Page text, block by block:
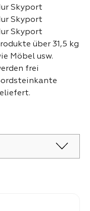
Skyport
Skyport
Skyport
über 31,5 kg
Möbel usw.
frei